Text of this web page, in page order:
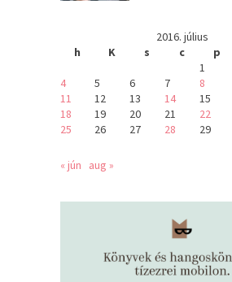
2016. július
h
K s c p
1
4
5 6 7 8
11
12 13 14 15
18
19 20 21 22
25
26 27 28 29
« jún aug »